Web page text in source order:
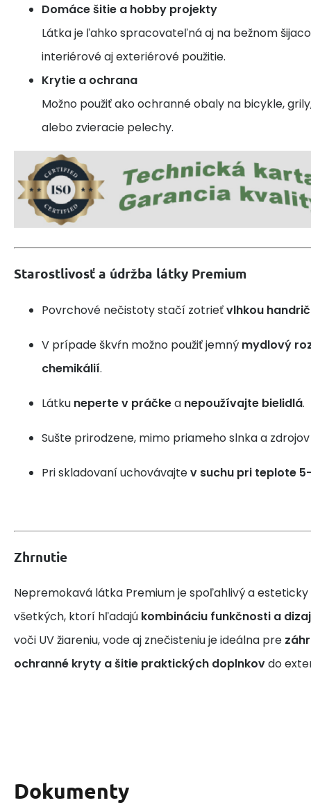
Domáce šitie a hobby projekty
Látka je ľahko spracovateľná aj na bežnom
interiérové aj exteriérové použitie.
Krytie a ochrana
Možno použiť ako ochranné obaly na bicykle,
alebo zvieracie pelechy.
Starostlivosť a údržba látky Premium
Povrchové nečistoty stačí zotrieťvlhkou
V prípade škvŕn možno použiť jemný mydlový
chemikálií.
Látku neperte v práčkea nepoužívajte bielidlá.
Sušte prirodzene, mimo priameho slnka a
Pri skladovaní uchovávajtev suchu pri teplote
Zhrnutie
Nepremokavá látka Premium je spoľahlivý a
všetkých, ktorí hľadajú kombináciu funkčnosti a
voči UV žiareniu, vode aj znečisteniu je ideálna pre
ochranné kryty a šitie praktických doplnkovdo
Dokumenty